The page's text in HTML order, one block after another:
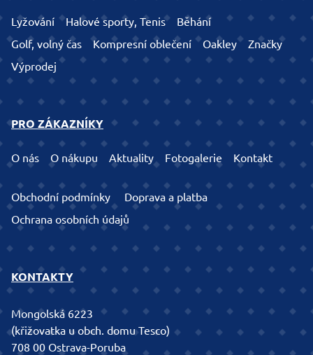
Lyžování Halové sporty, Tenis
Běhání
Golf, volný čas
Kompresní oblečení Oakley
Značky
Výprodej
PRO ZÁKAZNÍKY
O nás O nákupu Aktuality Fotogalerie Kontakt
Obchodní podmínky
Doprava a platba
Ochrana osobních údajů
KONTAKTY
Mongolská 6223
(křižovatka u obch. domu Tesco)
708 00 Ostrava-Poruba